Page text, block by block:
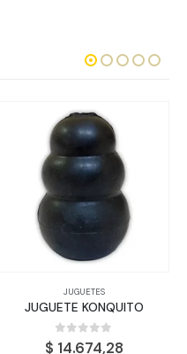
JUGUETES
JUGUETE KONQUITO
0 out of 5
$ 14.674,28